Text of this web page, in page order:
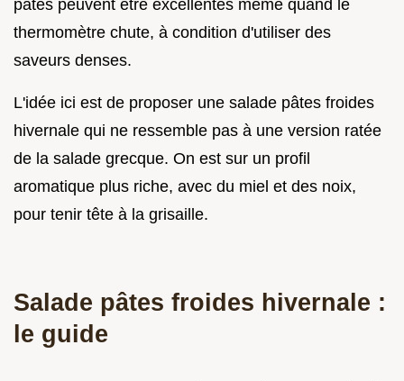
pâtes peuvent être excellentes même quand le
thermomètre chute, à condition d'utiliser des
saveurs denses.
L'idée ici est de proposer une salade pâtes froides
hivernale qui ne ressemble pas à une version ratée
de la salade grecque. On est sur un profil
aromatique plus riche, avec du miel et des noix,
pour tenir tête à la grisaille.
Salade pâtes froides hivernale :
le guide